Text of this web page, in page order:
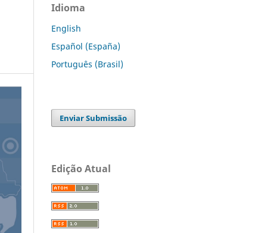
Idioma
English
Español (España)
Português (Brasil)
Enviar Submissão
Edição Atual